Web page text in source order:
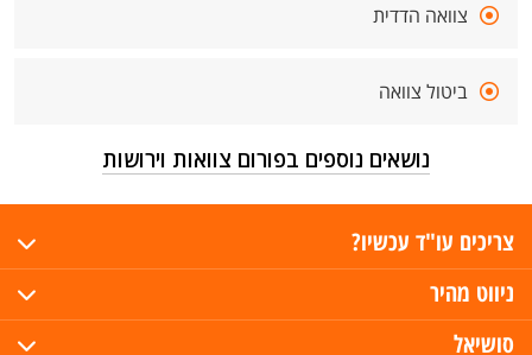
צוואה הדדית
ביטול צוואה
נושאים נוספים בפורום צוואות וירושות
צריכים עו"ד עכשיו?
ניווט מהיר
סושיאל